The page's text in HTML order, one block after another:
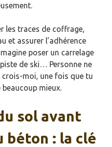
les traces de coffrage,
et assurer l’adhérence
poser un carrelage
de ski… Personne ne
moi, une fois que tu
mieux.
sol avant
béton : la clé